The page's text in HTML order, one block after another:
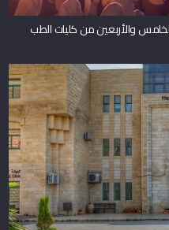
والأربعين من كليات الطب